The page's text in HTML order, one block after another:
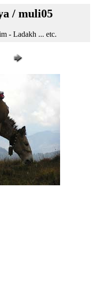
/ muli05
- Ladakh ... etc.